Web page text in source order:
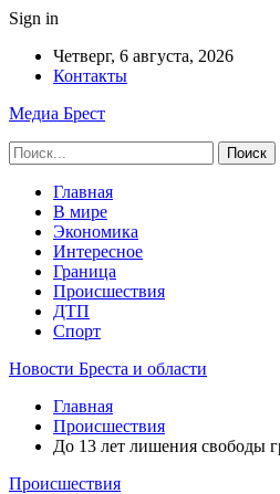
Sign in
Четверг, 6 августа, 2026
Контакты
Медиа Брест
Главная
В мире
Экономика
Интересное
Граница
Происшествия
ДТП
Спорт
Новости Бреста и области
Главная
Происшествия
До 13 лет лишения свободы
Происшествия